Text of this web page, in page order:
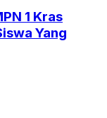
1 Kras
Yang